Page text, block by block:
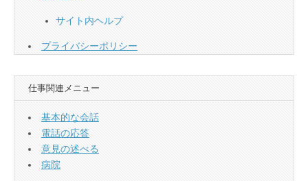
サイト内ヘルプ
プライバシーポリシー
仕事関連メニュー
基本的な会話
電話の応答
意見の述べる
病院